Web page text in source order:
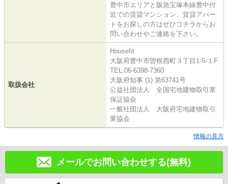
豊中市エリアと阪急宝塚本線豊中付
近での賃貸マンション、賃貸アパー
トをお探しの方はぜひコチラからお
問い合わせやご連絡を下さい。
取扱会社
Housefit
大阪府豊中市曽根西町３丁目1-5-１F
TEL:06-6398-7360
大阪府知事 (1) 第63741号
公益社団法人 全国宅地建物取引業
保証協会
一般社団法人 大阪府宅地建物取引
業協会
情報の見方
メールでお問い合わせする(無料)